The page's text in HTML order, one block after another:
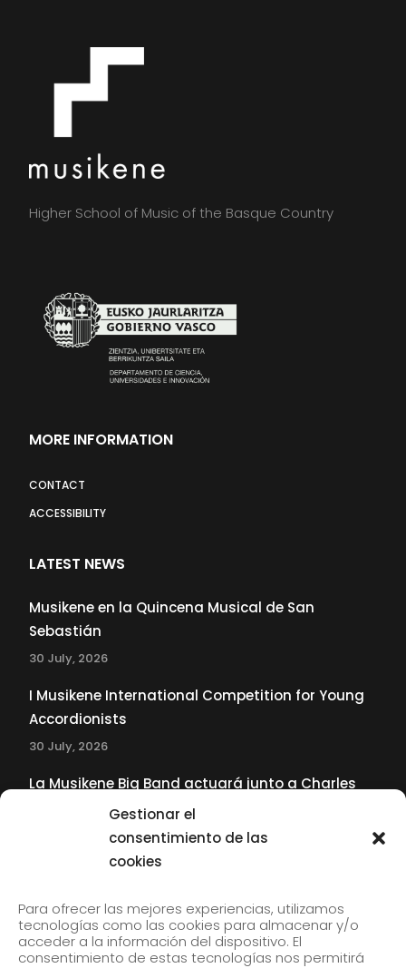
Gestionar el
consentimiento de las
cookies
Para ofrecer las mejores experiencias, utilizamos
tecnologías como las cookies para almacenar y/o
acceder a la información del dispositivo. El
consentimiento de estas tecnologías nos permitirá
Higher School of Music of the Basque Country
MORE INFORMATION
CONTACT
ACCESSIBILITY
LATEST NEWS
Musikene en la Quincena Musical de San
Sebastián
30 July, 2026
I Musikene International Competition for Young
Accordionists
30 July, 2026
La Musikene Big Band actuará junto a Charles
Tolliver en el 61 Jazzaldia